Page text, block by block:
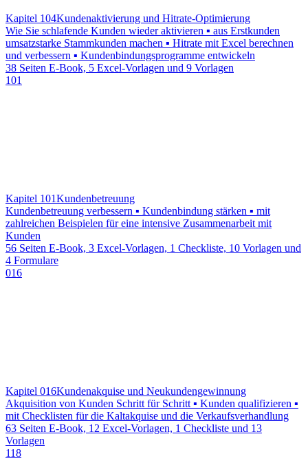
Kapitel 104Kundenaktivierung und Hitrate-Optimierung
Wie Sie schlafende Kunden wieder aktivieren ▪ aus Erstkunden
umsatzstarke Stammkunden machen ▪ Hitrate mit Excel berechnen
und verbessern ▪ Kundenbindungsprogramme entwickeln
38 Seiten E-Book, 5 Excel-Vorlagen und 9 Vorlagen
101
Kapitel 101Kundenbetreuung
Kundenbetreuung verbessern ▪ Kundenbindung stärken ▪ mit
zahlreichen Beispielen für eine intensive Zusammenarbeit mit
Kunden
56 Seiten E-Book, 3 Excel-Vorlagen, 1 Checkliste, 10 Vorlagen und
4 Formulare
016
Kapitel 016Kundenakquise und Neukundengewinnung
Akquisition von Kunden Schritt für Schritt ▪ Kunden qualifizieren ▪
mit Checklisten für die Kaltakquise und die Verkaufsverhandlung
63 Seiten E-Book, 12 Excel-Vorlagen, 1 Checkliste und 13
Vorlagen
118